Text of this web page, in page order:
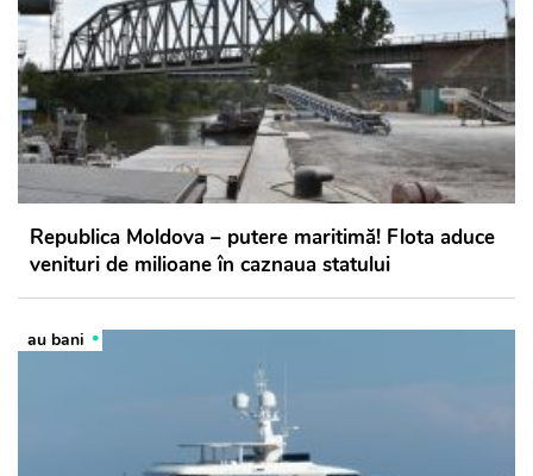
Republica Moldova – putere maritimă! Flota aduce
venituri de milioane în caznaua statului
au bani